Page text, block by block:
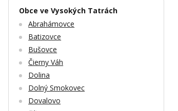
Obce ve Vysokých Tatrách
Abrahámovce
Batizovce
Bušovce
Čierny Váh
Dolina
Dolný Smokovec
Dovalovo